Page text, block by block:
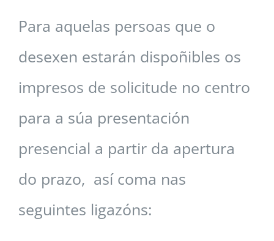
Para aquelas persoas que o
desexen estarán dispoñibles os
impresos de solicitude no centro
para a súa presentación
presencial a partir da apertura
do prazo, así coma nas
seguintes ligazóns: